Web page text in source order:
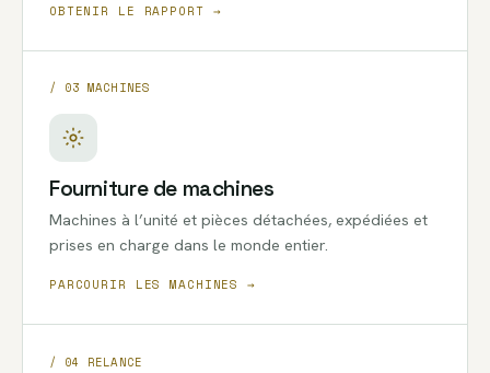
OBTENIR LE RAPPORT →
/ 03 MACHINES
Fourniture de machines
Machines à l’unité et pièces détachées, expédiées et
prises en charge dans le monde entier.
PARCOURIR LES MACHINES →
/ 04 RELANCE